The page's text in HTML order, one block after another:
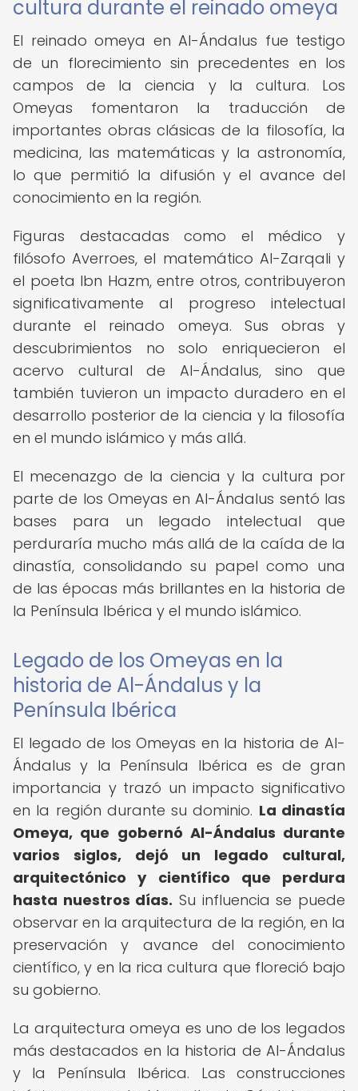
cultura durante el reinado omeya
El reinado omeya en Al-Ándalus fue testigo
de un florecimiento sin precedentes en los
campos de la ciencia y la cultura. Los
Omeyas fomentaron la traducción de
importantes obras clásicas de la filosofía, la
medicina, las matemáticas y la astronomía,
lo que permitió la difusión y el avance del
conocimiento en la región.
Figuras destacadas como el médico y
filósofo Averroes, el matemático Al-Zarqali y
el poeta Ibn Hazm, entre otros, contribuyeron
significativamente al progreso intelectual
durante el reinado omeya. Sus obras y
descubrimientos no solo enriquecieron el
acervo cultural de Al-Ándalus, sino que
también tuvieron un impacto duradero en el
desarrollo posterior de la ciencia y la filosofía
en el mundo islámico y más allá.
El mecenazgo de la ciencia y la cultura por
parte de los Omeyas en Al-Ándalus sentó las
bases para un legado intelectual que
perduraría mucho más allá de la caída de la
dinastía, consolidando su papel como una
de las épocas más brillantes en la historia de
la Península Ibérica y el mundo islámico.
Legado de los Omeyas en la
historia de Al-Ándalus y la
Península Ibérica
El legado de los Omeyas en la historia de Al-
Ándalus y la Península Ibérica es de gran
importancia y trazó un impacto significativo
en la región durante su dominio. La dinastía
Omeya, que gobernó Al-Ándalus durante
varios siglos, dejó un legado cultural,
arquitectónico y científico que perdura
hasta nuestros días. Su influencia se puede
observar en la arquitectura de la región, en la
preservación y avance del conocimiento
científico, y en la rica cultura que floreció bajo
su gobierno.
La arquitectura omeya es uno de los legados
más destacados en la historia de Al-Ándalus
y la Península Ibérica. Las construcciones